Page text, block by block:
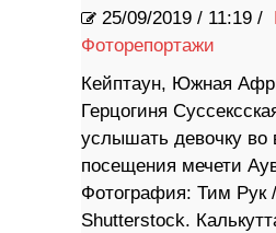
25/09/2019 / 11:19 /
Фоторепортажи
Кейптаун, Южная
Герцогиня
услышать девочку во
посещения мечети
Фотография: Тим Рук
Shutterstock.